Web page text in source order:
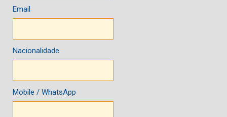
Email
Nacionalidade
Mobile / WhatsApp